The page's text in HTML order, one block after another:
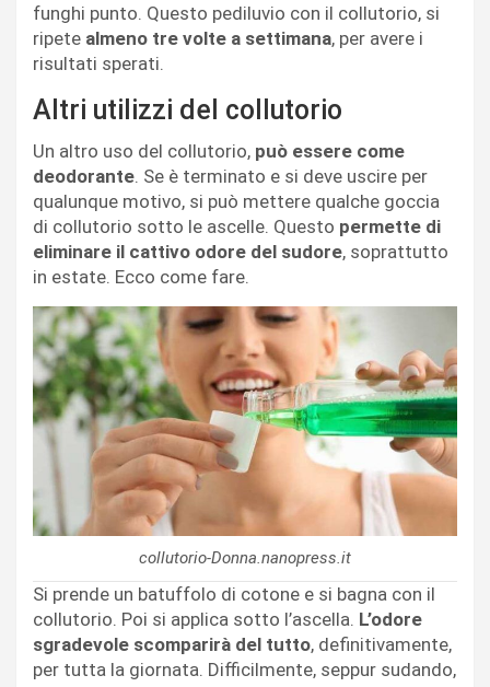
funghi punto. Questo pediluvio con il collutorio, si
ripete almeno tre volte a settimana, per avere i
risultati sperati.
Altri utilizzi del collutorio
Un altro uso del collutorio, può essere come
deodorante. Se è terminato e si deve uscire per
qualunque motivo, si può mettere qualche goccia
di collutorio sotto le ascelle. Questo permette di
eliminare il cattivo odore del sudore, soprattutto
in estate. Ecco come fare.
collutorio-Donna.nanopress.it
Si prende un batuffolo di cotone e si bagna con il
collutorio. Poi si applica sotto l’ascella. L’odore
sgradevole scomparirà del tutto, definitivamente,
per tutta la giornata. Difficilmente, seppur sudando,